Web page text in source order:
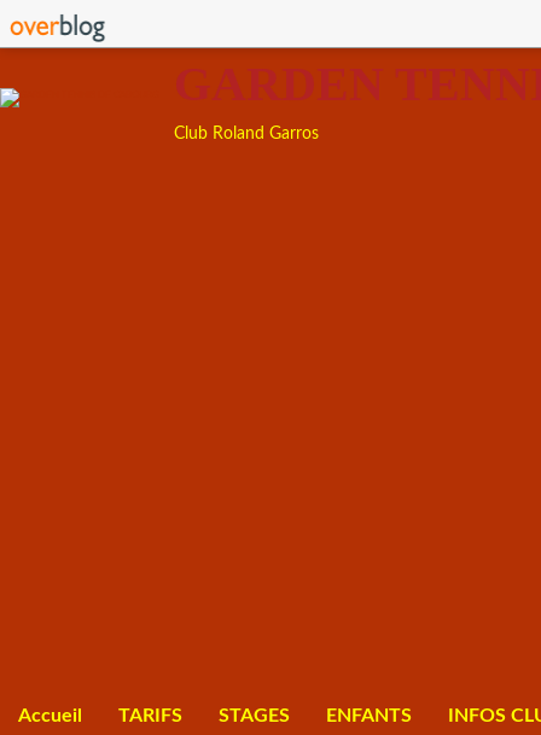
GARDEN
Club Roland Garros
Accueil TARIFS STAGES ENFANTS INFOS